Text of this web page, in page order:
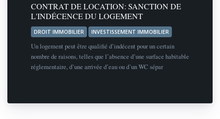
CONTRAT DE LOCATION: SANCTION DE
L'INDÉCENCE DU LOGEMENT
DROIT IMMOBILIER INVESTISSEMENT IMMOBILIER
Un logement peut être qualifié d’indécent pour un certain
nombre de raisons, telles que l’absence d’une surface habitable
réglementaire, d’une arrivée d’eau ou d’un WC sépar